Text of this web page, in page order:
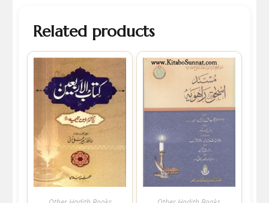
Related products